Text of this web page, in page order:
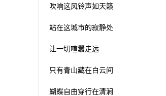
吹响这风铃声如天籁
站在这城市的寂静处
让一切喧嚣走远
只有青山藏在白云间
蝴蝶自由穿行在清涧